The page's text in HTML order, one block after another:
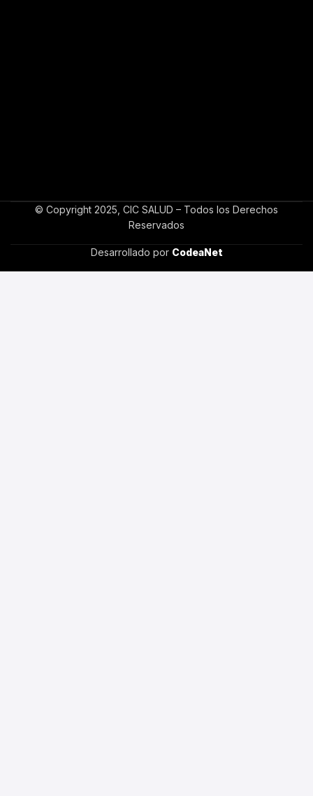
© Copyright 2025, CIC SALUD – Todos los Derechos
Reservados
Desarrollado por CodeaNet